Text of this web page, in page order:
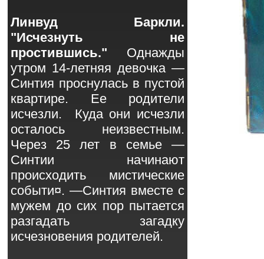
Линвуд Баркли.
"Исчезнуть не
простившись." Однажды
утром 14-летняя девочка —
Синтия проснулась в пустой
квартире. Ее родители
исчезли. Куда они исчезли
осталось неизвестным.
Через 25 лет в семье —
Синтии начинают
происходить мистические
событи¤. —Синтия вместе с
мужем до сих пор пытается
разгадать загадку
исчезновения родителей.